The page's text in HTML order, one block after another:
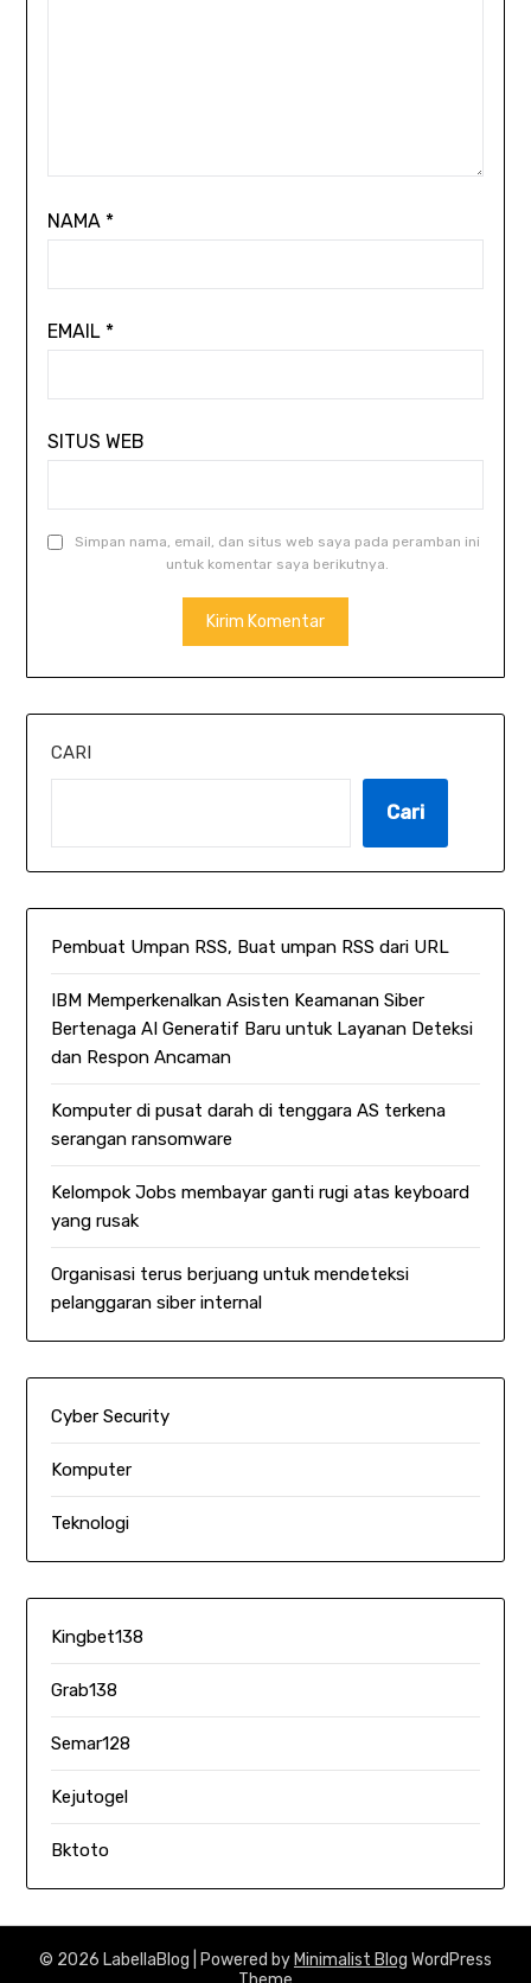
NAMA *
EMAIL *
SITUS WEB
Simpan nama, email, dan situs web saya pada peramban ini
untuk komentar saya berikutnya.
CARI
Cari
Pembuat Umpan RSS, Buat umpan RSS dari URL
IBM Memperkenalkan Asisten Keamanan Siber
Bertenaga AI Generatif Baru untuk Layanan Deteksi
dan Respon Ancaman
Komputer di pusat darah di tenggara AS terkena
serangan ransomware
Kelompok Jobs membayar ganti rugi atas keyboard
yang rusak
Organisasi terus berjuang untuk mendeteksi
pelanggaran siber internal
Cyber Security
Komputer
Teknologi
Kingbet138
Grab138
Semar128
Kejutogel
Bktoto
© 2026 LabellaBlog | Powered by Minimalist Blog WordPress